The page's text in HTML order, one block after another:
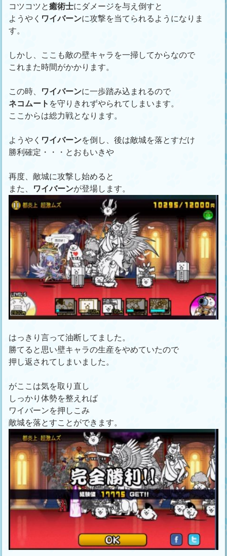
コツコツと癒術士にダメージを与え倒すと
ようやく ワイバーンに攻撃を当てられるようになりま
す。
しかし、ここも敵の壁キャラを一掃してからなので
これまた時間がかかります。
この時、 ワイバーンに一歩踏み込まれるので
ネコムート を守りきれずやられてしまいます。
ここからは総力戦となります。
ようやく ワイバーンを倒し、後は敵城を落とすだけ
勝利確定・・・とおもいきや
再度、敵城に攻撃し始めると
また、
ワイバーンが登場します。
はっきり言って油断してました。
勝てると思い壁キャラの生産をやめていたので
押し返されてしまいました。
がここは気を取り直し
しっかり体勢を整えれば
ワイバーンを押しこみ
敵城を落とすことができます。